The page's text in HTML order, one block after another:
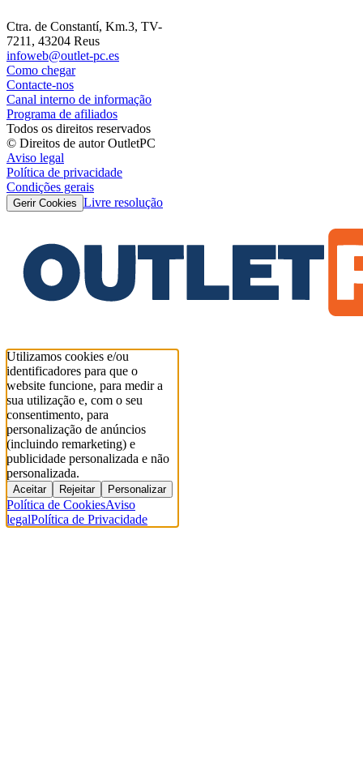
Ctra. de Constantí, Km.3, TV-
7211, 43204 Reus
infoweb@outlet-pc.es
Como chegar
Contacte-nos
Canal interno de informação
Programa de afiliados
Todos os direitos reservados
© Direitos de autor OutletPC
Aviso legal
Política de privacidade
Condições gerais
Gerir Cookies Livre resolução
Utilizamos cookies e/ou
identificadores para que o
website funcione, para medir a
sua utilização e, com o seu
consentimento, para
personalização de anúncios
(incluindo remarketing) e
publicidade personalizada e não
personalizada.
Aceitar Rejeitar Personalizar
Política de CookiesAviso
legalPolítica de Privacidade